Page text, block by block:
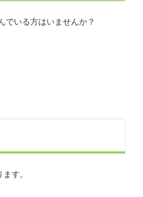
でいる方はいませんか？
す。